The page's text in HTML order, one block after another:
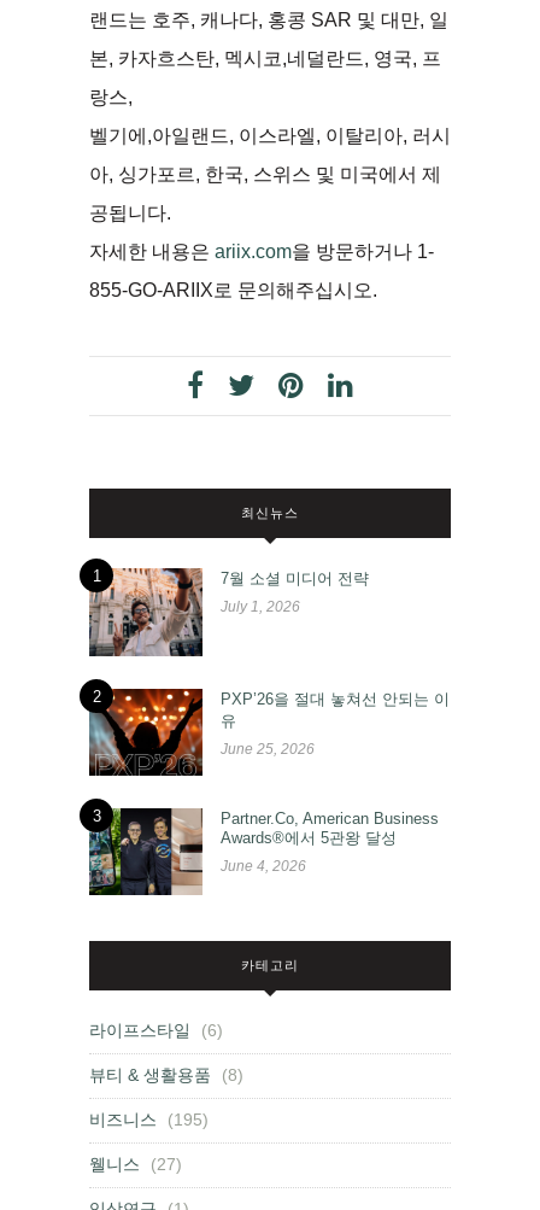
랜드는 호주, 캐나다, 홍콩 SAR 및 대만, 일
본, 카자흐스탄, 멕시코,네덜란드, 영국, 프
랑스,
벨기에,아일랜드, 이스라엘, 이탈리아, 러시
아, 싱가포르, 한국, 스위스 및 미국에서 제
공됩니다.
자세한 내용은 ariix.com을 방문하거나 1-
855-GO-ARIIX로 문의해주십시오.
최신뉴스
1 7월 소셜 미디어 전략
July 1, 2026
2
PXP’26을 절대 놓쳐선 안되는 이
유
June 25, 2026
3
Partner.Co, American Business
Awards®에서 5관왕 달성
June 4, 2026
카테고리
라이프스타일 (6)
뷰티 & 생활용품 (8)
비즈니스 (195)
웰니스 (27)